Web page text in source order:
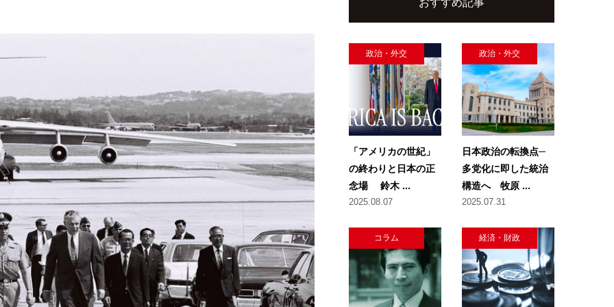
政治・外交
「アメリカの世紀」
の終わりと日本の正
念場 鈴木 ...
2025.08.07
政治・外交
日本政治の転換点─
多党化に即した統治
構造へ 牧原 ...
2025.07.31
コラム 経済・財政